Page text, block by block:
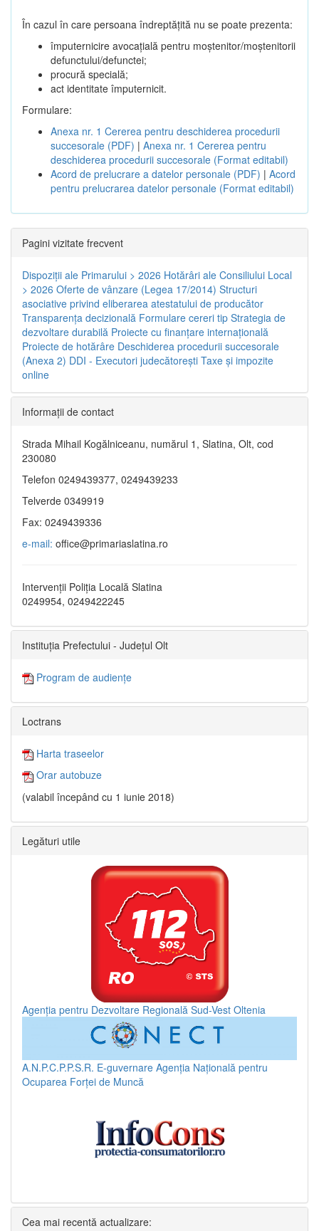
În cazul în care persoana îndreptățită nu se poate prezenta:
împuternicire avocațială pentru moștenitor/moștenitorii
defunctului/defunctei;
procură specială;
act identitate împuternicit.
Formulare:
Anexa nr. 1 Cererea pentru deschiderea procedurii
succesorale (PDF) | Anexa nr. 1 Cererea pentru
deschiderea procedurii succesorale (Format editabil)
Acord de prelucrare a datelor personale (PDF) | Acord
pentru prelucrarea datelor personale (Format editabil)
Pagini vizitate frecvent
Dispoziţii ale Primarului > 2026 Hotărâri ale Consiliului Local
> 2026 Oferte de vânzare (Legea 17/2014) Structuri
asociative privind eliberarea atestatului de producător
Transparenţa decizională Formulare cereri tip Strategia de
dezvoltare durabilă Proiecte cu finanţare internaţională
Proiecte de hotărâre Deschiderea procedurii succesorale
(Anexa 2) DDI - Executori judecătorești Taxe şi impozite
online
Informaţii de contact
Strada Mihail Kogălniceanu, numărul 1, Slatina, Olt, cod
230080
Telefon 0249439377, 0249439233
Telverde 0349919
Fax: 0249439336
e-mail: office@primariaslatina.ro
Intervenții Poliția Locală Slatina
0249954, 0249422245
Instituția Prefectului - Județul Olt
Program de audiențe
Loctrans
Harta traseelor
Orar autobuze
(valabil începând cu 1 iunie 2018)
Legături utile
Agenția pentru Dezvoltare Regională Sud-Vest Oltenia
A.N.P.C.P.P.S.R. E-guvernare Agenția Națională pentru
Ocuparea Forței de Muncă
Cea mai recentă actualizare: